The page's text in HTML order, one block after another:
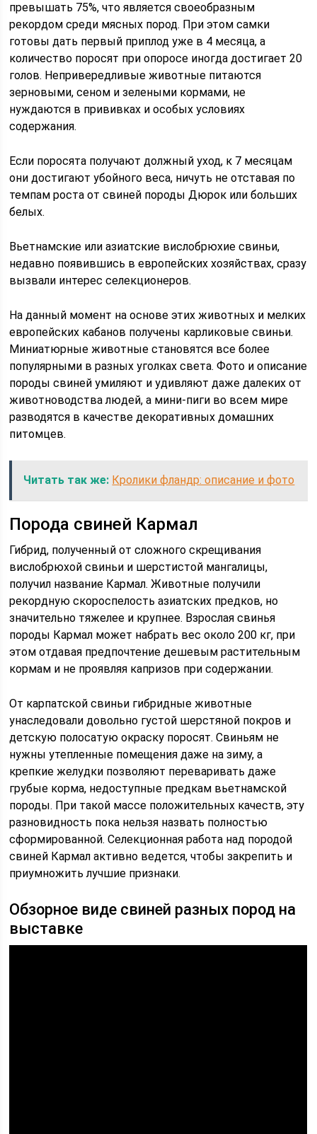
превышать 75%, что является своеобразным
рекордом среди мясных пород. При этом самки
готовы дать первый приплод уже в 4 месяца, а
количество поросят при опоросе иногда достигает 20
голов. Непривередливые животные питаются
зерновыми, сеном и зелеными кормами, не
нуждаются в прививках и особых условиях
содержания.
Если поросята получают должный уход, к 7 месяцам
они достигают убойного веса, ничуть не отставая по
темпам роста от свиней породы Дюрок или больших
белых.
Вьетнамские или азиатские вислобрюхие свиньи,
недавно появившись в европейских хозяйствах, сразу
вызвали интерес селекционеров.
На данный момент на основе этих животных и мелких
европейских кабанов получены карликовые свиньи.
Миниатюрные животные становятся все более
популярными в разных уголках света. Фото и описание
породы свиней умиляют и удивляют даже далеких от
животноводства людей, а мини-пиги во всем мире
разводятся в качестве декоративных домашних
питомцев.
Читать так же: Кролики фландр: описание и фото
Порода свиней Кармал
Гибрид, полученный от сложного скрещивания
вислобрюхой свиньи и шерстистой мангалицы,
получил название Кармал. Животные получили
рекордную скороспелость азиатских предков, но
значительно тяжелее и крупнее. Взрослая свинья
породы Кармал может набрать вес около 200 кг, при
этом отдавая предпочтение дешевым растительным
кормам и не проявляя капризов при содержании.
От карпатской свиньи гибридные животные
унаследовали довольно густой шерстяной покров и
детскую полосатую окраску поросят. Свиньям не
нужны утепленные помещения даже на зиму, а
крепкие желудки позволяют переваривать даже
грубые корма, недоступные предкам вьетнамской
породы. При такой массе положительных качеств, эту
разновидность пока нельзя назвать полностью
сформированной. Селекционная работа над породой
свиней Кармал активно ведется, чтобы закрепить и
приумножить лучшие признаки.
Обзорное виде свиней разных пород на
выставке